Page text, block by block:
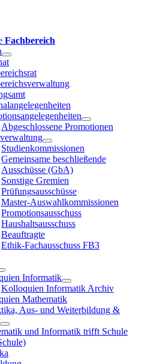
Fachbereich
Abgeschlossene Promotionen
Studienkommissionen
Gemeinsame beschließende
Ausschüsse (GbA)
Sonstige Gremien
Prüfungsausschüsse
Master-Auswahlkommissionen
Promotionsausschuss
Haushaltsausschuss
Beauftragte
Ethik-Fachausschuss FB3
Informatik
Kolloquien Informatik Archiv
Mathematik
Aus- und Weiterbildung &
und Informatik trifft Schule